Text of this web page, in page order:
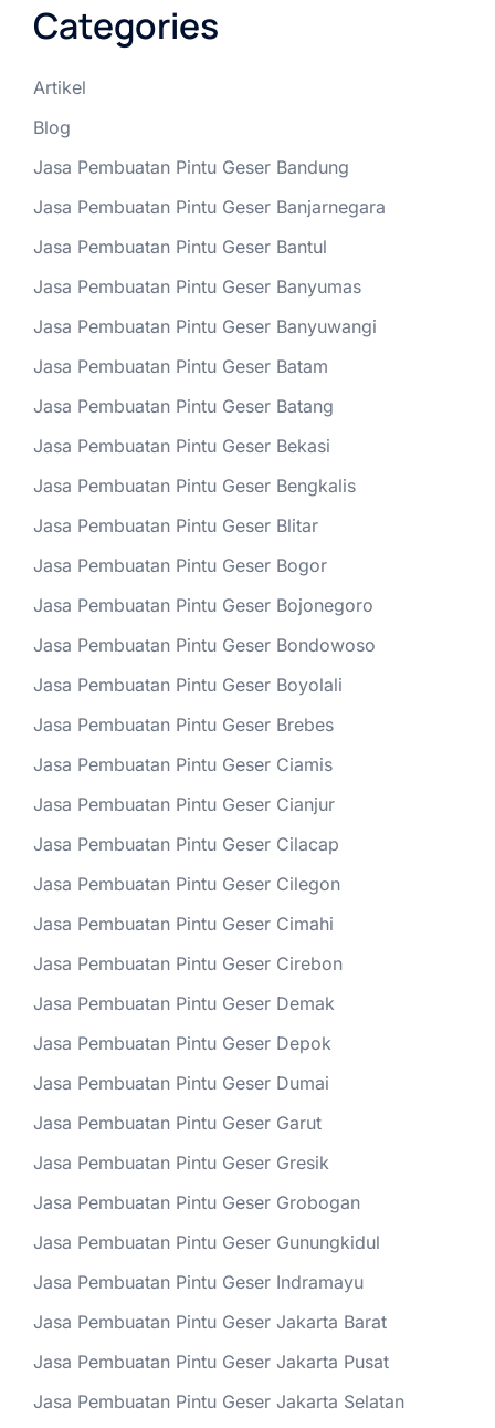
Categories
Artikel
Blog
Jasa Pembuatan Pintu Geser Bandung
Jasa Pembuatan Pintu Geser Banjarnegara
Jasa Pembuatan Pintu Geser Bantul
Jasa Pembuatan Pintu Geser Banyumas
Jasa Pembuatan Pintu Geser Banyuwangi
Jasa Pembuatan Pintu Geser Batam
Jasa Pembuatan Pintu Geser Batang
Jasa Pembuatan Pintu Geser Bekasi
Jasa Pembuatan Pintu Geser Bengkalis
Jasa Pembuatan Pintu Geser Blitar
Jasa Pembuatan Pintu Geser Bogor
Jasa Pembuatan Pintu Geser Bojonegoro
Jasa Pembuatan Pintu Geser Bondowoso
Jasa Pembuatan Pintu Geser Boyolali
Jasa Pembuatan Pintu Geser Brebes
Jasa Pembuatan Pintu Geser Ciamis
Jasa Pembuatan Pintu Geser Cianjur
Jasa Pembuatan Pintu Geser Cilacap
Jasa Pembuatan Pintu Geser Cilegon
Jasa Pembuatan Pintu Geser Cimahi
Jasa Pembuatan Pintu Geser Cirebon
Jasa Pembuatan Pintu Geser Demak
Jasa Pembuatan Pintu Geser Depok
Jasa Pembuatan Pintu Geser Dumai
Jasa Pembuatan Pintu Geser Garut
Jasa Pembuatan Pintu Geser Gresik
Jasa Pembuatan Pintu Geser Grobogan
Jasa Pembuatan Pintu Geser Gunungkidul
Jasa Pembuatan Pintu Geser Indramayu
Jasa Pembuatan Pintu Geser Jakarta Barat
Jasa Pembuatan Pintu Geser Jakarta Pusat
Jasa Pembuatan Pintu Geser Jakarta Selatan